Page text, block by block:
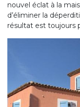
nouvel éclat à la
d’éliminer la
résultat est toujours